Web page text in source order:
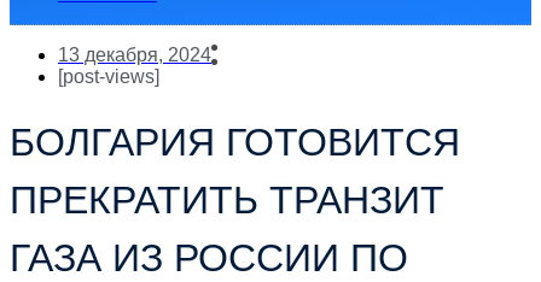
13 декабря, 2024
[post-views]
БОЛГАРИЯ ГОТОВИТСЯ
ПРЕКРАТИТЬ ТРАНЗИТ
ГАЗА ИЗ РОССИИ ПО